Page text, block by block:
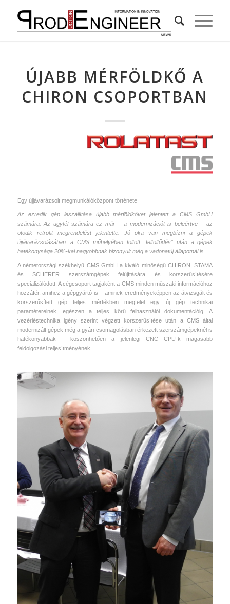
ÚJABB MÉRFÖLDKŐ A
CHIRON CSOPORTBAN
Egy újjávarázsolt megmunkálóközpont története
Az ezredik gép leszállítása újabb mérföldkövet jelentett a CMS GmbH
számára. Az ügyfél számára ez már – a modernizációt is beleértve – az
ötödik retrofit megrendelést jelentette. Jó oka van megbízni a gépek
újjávarázsolásában: a CMS műhelyében töltött „feltöltődés” után a gépek
hatékonysága 20%-kal nagyobbnak bizonyult még a vadonatúj állapotnál is.
A németországi székhelyű CMS GmbH a kiváló minőségű CHIRON, STAMA
és SCHERER szerszámgépek felújítására és korszerűsítésére
specializálódott. A cégcsoport tagjaként a CMS minden műszaki információhoz
hozzáfér, amihez a gépgyártó is – aminek eredményeképpen az átvizsgált és
korszerűsített gép teljes mértékben megfelel egy új gép technikai
paramétereinek, egészen a teljes körű felhasználói dokumentációig. A
vezérléstechnika igény szerint végzett korszerűsítése után a CMS által
modernizált gépek még a gyári csomagolásban érkezett szerszámgépeknél is
hatékonyabbak – köszönhetően a jelenlegi CNC CPU-k magasabb
feldolgozási teljesítményének.